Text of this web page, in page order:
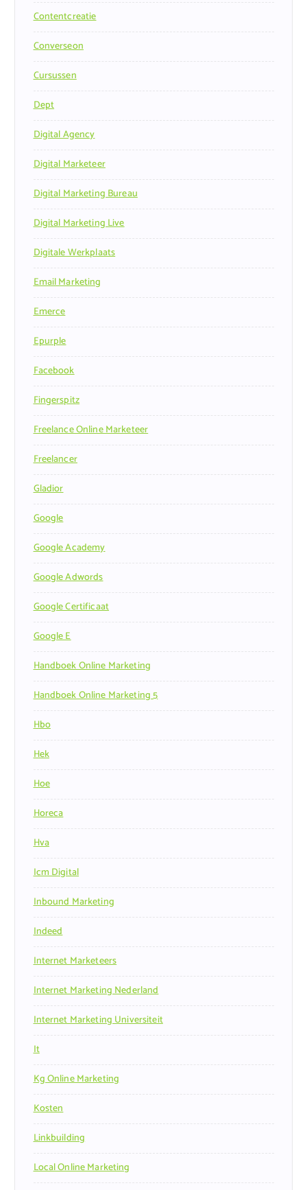
Contentcreatie
Converseon
Cursussen
Dept
Digital Agency
Digital Marketeer
Digital Marketing Bureau
Digital Marketing Live
Digitale Werkplaats
Email Marketing
Emerce
Epurple
Facebook
Fingerspitz
Freelance Online Marketeer
Freelancer
Gladior
Google
Google Academy
Google Adwords
Google Certificaat
Google E
Handboek Online Marketing
Handboek Online Marketing 5
Hbo
Hek
Hoe
Horeca
Hva
Icm Digital
Inbound Marketing
Indeed
Internet Marketeers
Internet Marketing Nederland
Internet Marketing Universiteit
It
Kg Online Marketing
Kosten
Linkbuilding
Local Online Marketing